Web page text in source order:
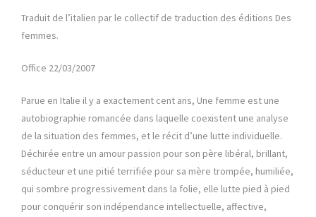
Traduit de l’italien par le collectif de traduction des éditions Des
femmes.
Office 22/03/2007
Parue en Italie il y a exactement cent ans, Une femme est une
autobiographie romancée dans laquelle coexistent une analyse
de la situation des femmes, et le récit d’une lutte individuelle.
Déchirée entre un amour passion pour son père libéral, brillant,
séducteur et une pitié terrifiée pour sa mère trompée, humiliée,
qui sombre progressivement dans la folie, elle lutte pied à pied
pour conquérir son indépendance intellectuelle, affective,